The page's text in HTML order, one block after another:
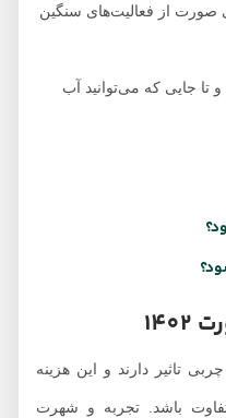
از فعالیت‌های سنگین
که می‌توانید آب
دارند و این هزینه
باشد. تجربه و شهرت